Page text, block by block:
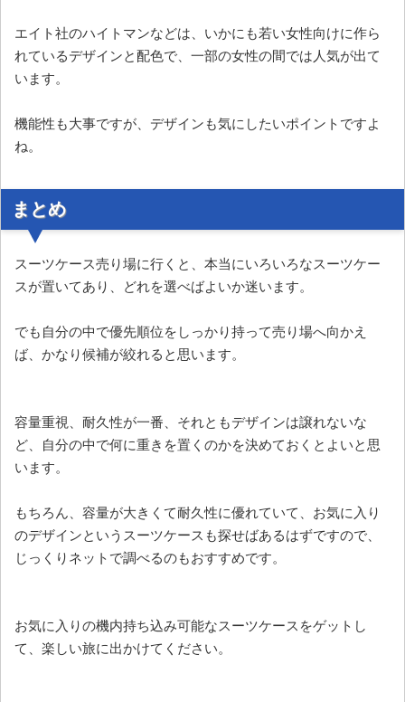
エイト社のハイトマンなどは、いかにも若い女性向けに作ら
れているデザインと配色で、一部の女性の間では人気が出て
います。
機能性も大事ですが、デザインも気にしたいポイントですよ
ね。
まとめ
スーツケース売り場に行くと、本当にいろいろなスーツケー
スが置いてあり、どれを選べばよいか迷います。
でも自分の中で優先順位をしっかり持って売り場へ向かえ
ば、かなり候補が絞れると思います。
容量重視、耐久性が一番、それともデザインは譲れないな
ど、自分の中で何に重きを置くのかを決めておくとよいと思
います。
もちろん、容量が大きくて耐久性に優れていて、お気に入り
のデザインというスーツケースも探せばあるはずですので、
じっくりネットで調べるのもおすすめです。
お気に入りの機内持ち込み可能なスーツケースをゲットし
て、楽しい旅に出かけてください。